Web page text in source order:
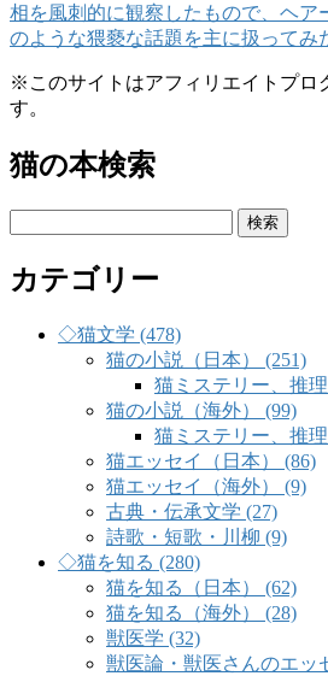
相を風刺的に観察したもので、ヘア
のような猥褻な話題を主に扱って
※このサイトはアフィリエイトプロ
す。
猫の本検索
カテゴリー
◇猫文学 (478)
猫の小説（日本） (251)
猫ミステリー、推
猫の小説（海外） (99)
猫ミステリー、推
猫エッセイ（日本） (86)
猫エッセイ（海外） (9)
古典・伝承文学 (27)
詩歌・短歌・川柳 (9)
◇猫を知る (280)
猫を知る（日本） (62)
猫を知る（海外） (28)
獣医学 (32)
獣医論・獣医さんのエッ